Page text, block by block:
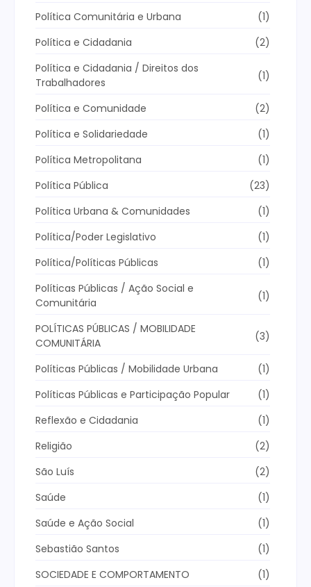
Política Comunitária e Urbana
(1)
Política e Cidadania
(2)
Política e Cidadania / Direitos dos
Trabalhadores
(1)
Política e Comunidade
(2)
Política e Solidariedade
(1)
Política Metropolitana
(1)
Política Pública
(23)
Política Urbana & Comunidades
(1)
Política/Poder Legislativo
(1)
Política/Políticas Públicas
(1)
Políticas Públicas / Ação Social e
Comunitária
(1)
POLÍTICAS PÚBLICAS / MOBILIDADE
COMUNITÁRIA
(3)
Políticas Públicas / Mobilidade Urbana
(1)
Políticas Públicas e Participação Popular
(1)
Reflexão e Cidadania
(1)
Religião
(2)
São Luís
(2)
Saúde
(1)
Saúde e Ação Social
(1)
Sebastião Santos
(1)
SOCIEDADE E COMPORTAMENTO
(1)